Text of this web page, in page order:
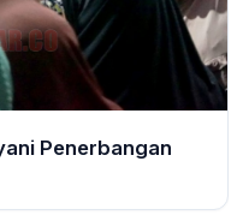
Penerbangan